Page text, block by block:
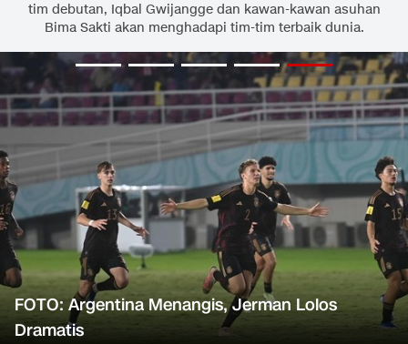
tim debutan, Iqbal Gwijangge dan kawan-kawan asuhan
Bima Sakti akan menghadapi tim-tim terbaik dunia.
FOTO: Argentina Menangis, Jerman Lolos
Dramatis